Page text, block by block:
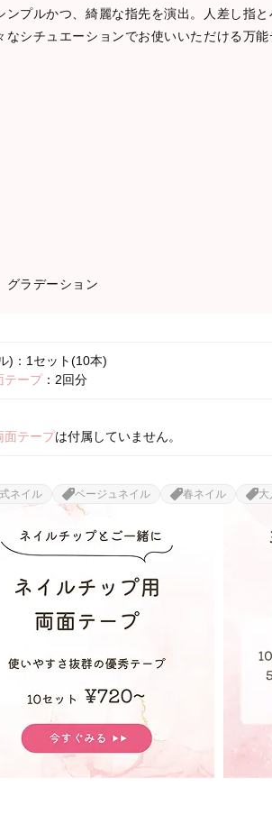
ンプルかつ、綺麗な指先を演出。人差し指
なシチュエーションでお使いいただける万能
グラデーション
)：1セット(10本)
テープ：2回分
面テープは付属していません。
ネイル ベージュネイル 春ネイル 大